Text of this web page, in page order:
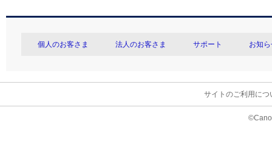
個人のお客さま 法人のお客さま サポート お知
サイトのご利用につ